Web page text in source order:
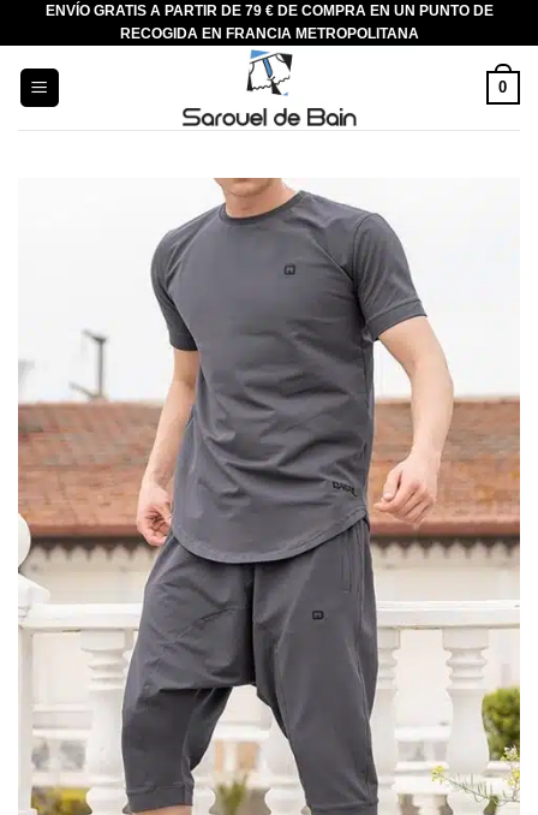
Saltar
al
contenido
ENVÍO GRATIS A PARTIR DE 79 € DE COMPRA EN UN PUNTO DE
RECOGIDA EN FRANCIA METROPOLITANA
0